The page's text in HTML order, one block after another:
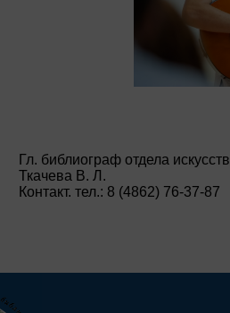
Гл. библиограф отдела искусств
Ткачева В. Л.
Контакт. тел.: 8 (4862) 76-37-87